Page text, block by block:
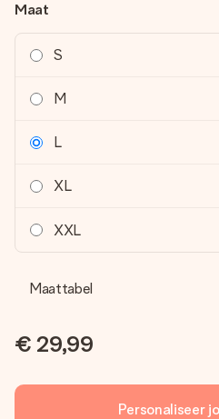
Maat
S
M
L
XL
XXL
Maattabel
€ 29,99
Personaliseer